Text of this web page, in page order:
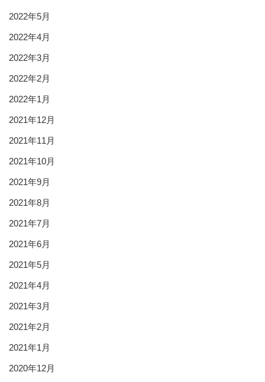
2022年5月
2022年4月
2022年3月
2022年2月
2022年1月
2021年12月
2021年11月
2021年10月
2021年9月
2021年8月
2021年7月
2021年6月
2021年5月
2021年4月
2021年3月
2021年2月
2021年1月
2020年12月